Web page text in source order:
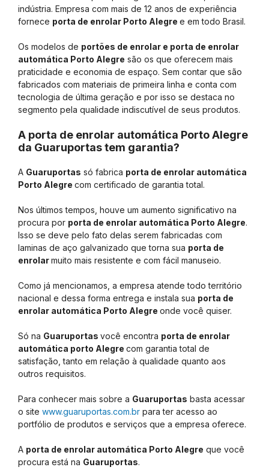
indústria. Empresa com mais de 12 anos de experiência
fornece porta de enrolar Porto Alegre e em todo Brasil.
Os modelos de portões de enrolar e porta de enrolar
automática Porto Alegre são os que oferecem mais
praticidade e economia de espaço. Sem contar que são
fabricados com materiais de primeira linha e conta com
tecnologia de última geração e por isso se destaca no
segmento pela qualidade indiscutível de seus produtos.
A porta de enrolar automática Porto Alegre
da Guaruportas tem garantia?
A Guaruportas só fabrica porta de enrolar automática
Porto Alegre com certificado de garantia total.
Nos últimos tempos, houve um aumento significativo na
procura por porta de enrolar automática Porto Alegre.
Isso se deve pelo fato delas serem fabricadas com
laminas de aço galvanizado que torna sua porta de
enrolarmuito mais resistente e com fácil manuseio.
Como já mencionamos, a empresa atende todo território
nacional e dessa forma entrega e instala sua porta de
enrolar automática Porto Alegre onde você quiser.
Só na Guaruportas você encontra porta de enrolar
automática porto Alegre com garantia total de
satisfação, tanto em relação à qualidade quanto aos
outros requisitos.
Para conhecer mais sobre a Guaruportas basta acessar
o site www.guaruportas.com.br para ter acesso ao
portfólio de produtos e serviços que a empresa oferece.
A porta de enrolar automática Porto Alegre que você
procura está na Guaruportas.